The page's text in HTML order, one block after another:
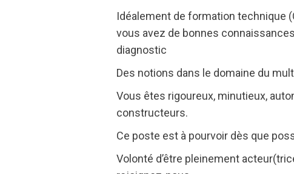
Idéalement de formation technique
vous avez de bonnes
diagnostic
Des notions dans le domaine du
Vous êtes rigoureux, minutieux,
constructeurs.
Ce poste est à pourvoir dès que
Volonté d’être pleinement